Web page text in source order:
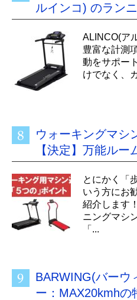
ルインコ) のラン
ALINCO(ア
豊富な計測
動をサポー
けでなく、
ウォーキングマシ
【決定】万能ルー
とにかく「
いう方にお
紹介します
ニングマシ
「...
BARWING(バーウ
ー：MAX20kmhの